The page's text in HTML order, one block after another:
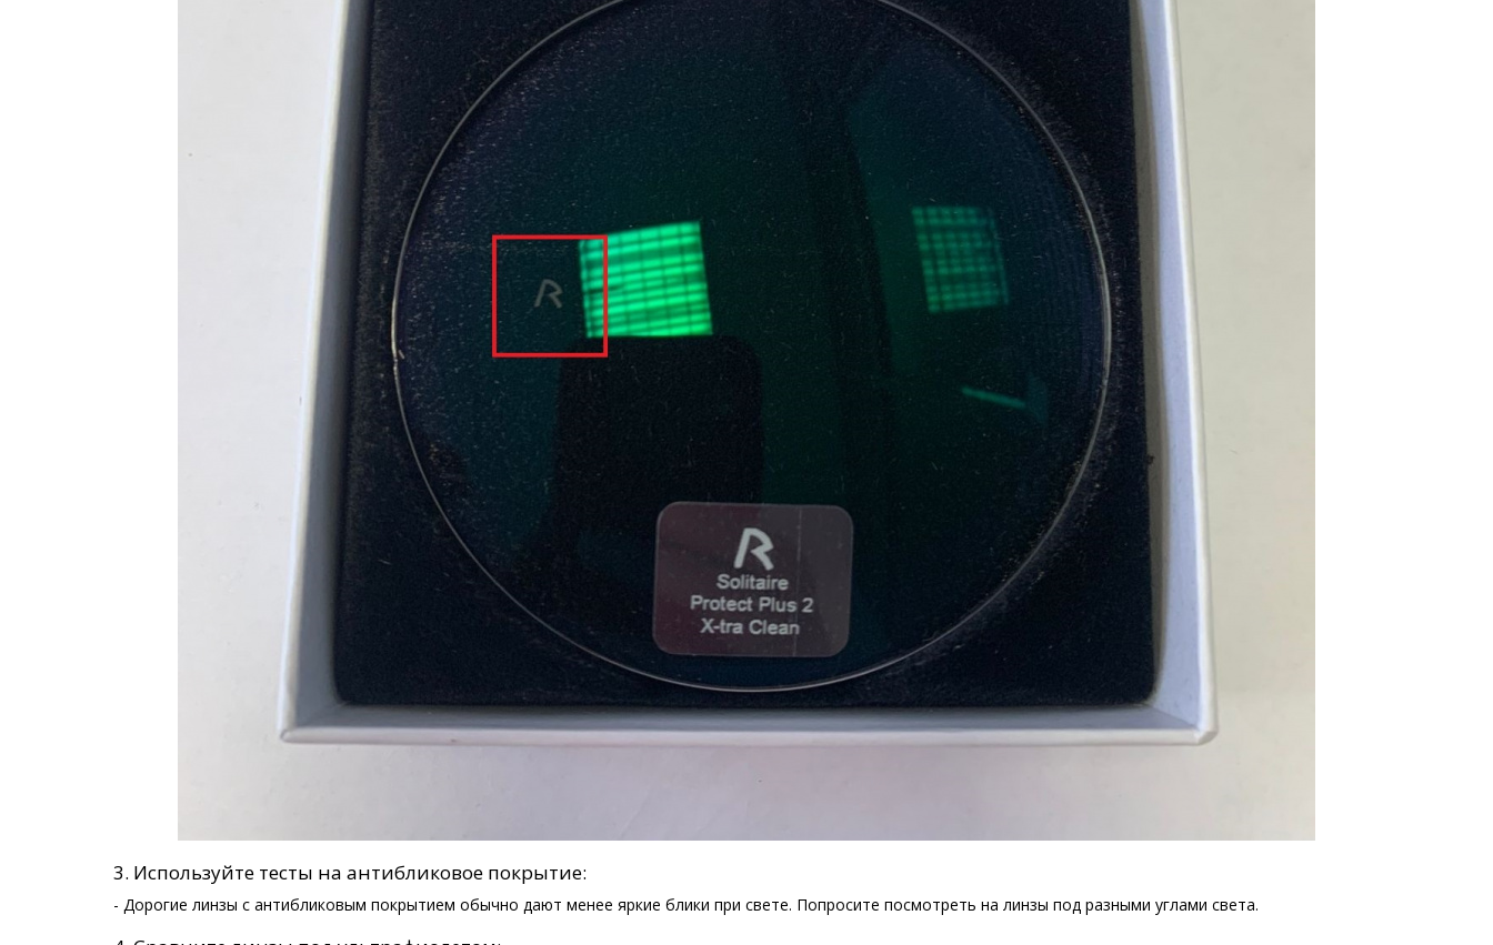
3. Используйте тесты на антибликовое покрытие:
- Дорогие линзы с антибликовым покрытием обычно дают менее яркие блики при свете. Попросите посмотреть на линзы под разными углами света.